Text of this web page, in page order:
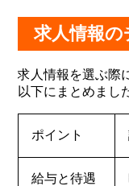
求人情報
求人情報を選ぶ際
以下にまとめまし
ポイント
給与と待遇